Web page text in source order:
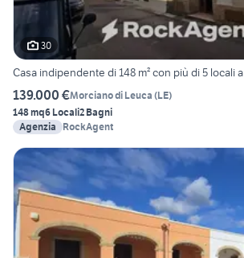
30
Casa indipendente di 148 m² con più di 5 locali a
139.000 €Morciano di Leuca (LE)
148 mq6 Locali2 Bagni
Agenzia
RockAgent